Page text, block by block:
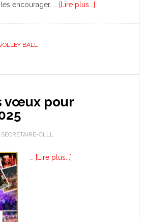
encourager. …
[Lire plus...]
BALL
vœux pour
SECRETAIRE-CLLL
[Lire plus...]